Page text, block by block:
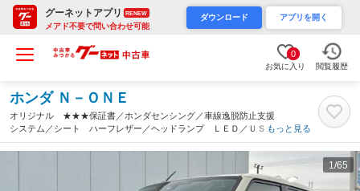
グーネットアプリ RENEW
メアド不要で問い合わせ可能
ダウンロード アプリを開く
0
お気に入り 閲覧履歴
ホンダ Ｎ－ＯＮＥ
オリジナル ★★★保証書／ホンダセンシング／車線逸脱防止支援
システム／シート ハーフレザー／ヘッドランプ ＬＥＤ／ＵＳＢ
ジャック／ＥＢＤ付ＡＢＳ／横滑り防止装置／アイドリングストッ
プ／エアバッグ サイド（滋賀県）
もっと見る
1 /65